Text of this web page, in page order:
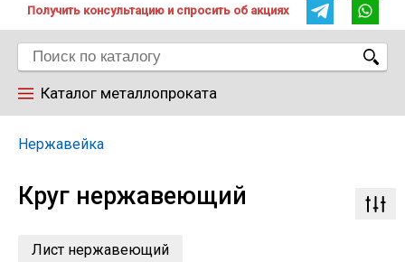
Получить консультацию и спросить об акциях
Каталог металлопроката
Арматура
Труба профильная
Труба
Нержавейка
Круг нержавеющий
Лист нержавеющий